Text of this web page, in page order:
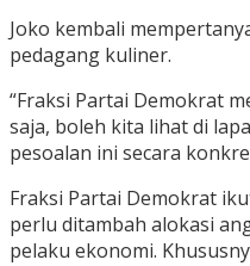
Joko kembali
pedagang kuliner.
“Fraksi Partai Demokrat
saja, boleh kita lihat di
pesoalan ini secara
Fraksi Partai Demokrat
perlu ditambah alokasi
pelaku ekonomi.